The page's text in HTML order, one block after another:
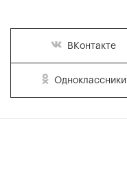
ВКонтакте
Одноклассники